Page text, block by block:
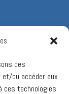
des
ou accéder aux
ces technologies